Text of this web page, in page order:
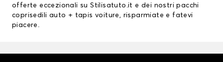
offerte eccezionali su Stilisatuto.it e dei nostri pacchi
coprisedili auto + tapis voiture, risparmiate e fatevi
piacere.